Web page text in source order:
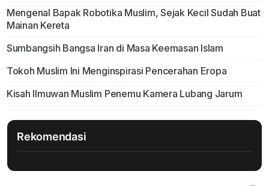
Mengenal Bapak Robotika Muslim, Sejak Kecil Sudah Buat
Mainan Kereta
Sumbangsih Bangsa Iran di Masa Keemasan Islam
Tokoh Muslim Ini Menginspirasi Pencerahan Eropa
Kisah Ilmuwan Muslim Penemu Kamera Lubang Jarum
Rekomendasi